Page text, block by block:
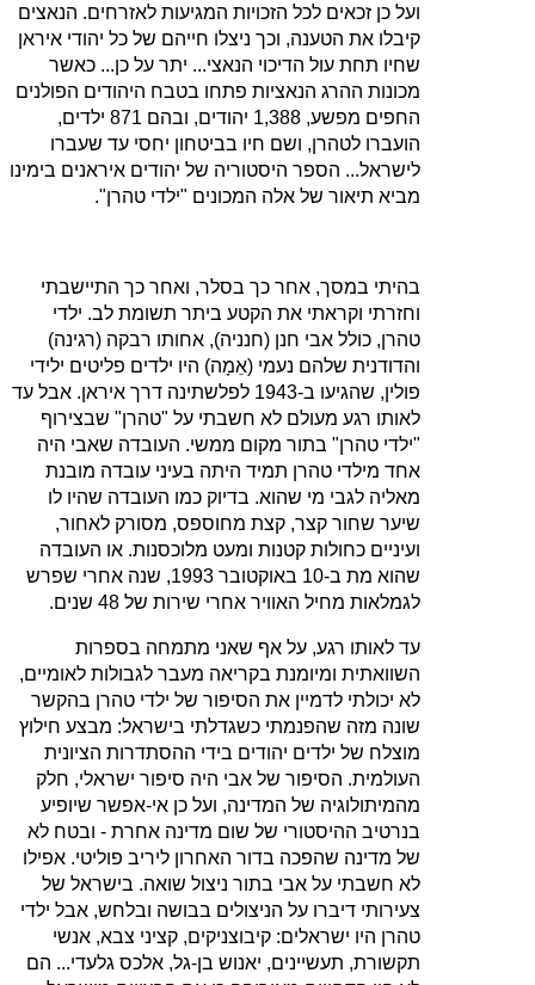
ועל כן זכאים לכל הזכויות המגיעות לאזרחים. הנאצים
קיבלו את הטענה, וכך ניצלו חייהם של כל יהודי איראן
שחיו תחת עול הדיכוי הנאצי... יתר על כן... כאשר
מכונות ההרג הנאציות פתחו בטבח היהודים הפולנים
החפים מפשע, 1,388 יהודים, ובהם 871 ילדים,
הועברו לטהרן, ושם חיו בביטחון יחסי עד שעברו
לישראל... הספר היסטוריה של יהודים איראנים בימינו
מביא תיאור של אלה המכונים "ילדי טהרן".
בהיתי במסך, אחר כך בסלר, ואחר כך התיישבתי
וחזרתי וקראתי את הקטע ביתר תשומת לב. ילדי
טהרן, כולל אבי חנן (חנניה), אחותו רבקה (רגינה)
והדודנית שלהם נעמי (אֵמָה) היו ילדים פליטים ילידי
פולין, שהגיעו ב‑1943 לפלשתינה דרך איראן. אבל עד
לאותו רגע מעולם לא חשבתי על "טהרן" שבצירוף
"ילדי טהרן" בתור מקום ממשי. העובדה שאבי היה
אחד מילדי טהרן תמיד היתה בעיני עובדה מובנת
מאליה לגבי מי שהוא. בדיוק כמו העובדה שהיו לו
שיער שחור קצר, קצת מחוספס, מסורק לאחור,
ועיניים כחולות קטנות ומעט מלוכסנות. או העובדה
שהוא מת ב‑10 באוקטובר 1993, שנה אחרי שפרש
לגמלאות מחיל האוויר אחרי שירות של 48 שנים.
עד לאותו רגע, על אף שאני מתמחה בספרות
השוואתית ומיומנת בקריאה מעבר לגבולות לאומיים,
לא יכולתי לדמיין את הסיפור של ילדי טהרן בהקשר
שונה מזה שהפנמתי כשגדלתי בישראל: מבצע חילוץ
מוצלח של ילדים יהודים בידי ההסתדרות הציונית
העולמית. הסיפור של אבי היה סיפור ישראלי, חלק
מהמיתולוגיה של המדינה, ועל כן אי‑אפשר שיופיע
בנרטיב ההיסטורי של שום מדינה אחרת ‑ ובטח לא
של מדינה שהפכה בדור האחרון ליריב פוליטי. אפילו
לא חשבתי על אבי בתור ניצול שואה. בישראל של
צעירותי דיברו על הניצולים בבושה ובלחש, אבל ילדי
טהרן היו ישראלים: קיבוצניקים, קציני צבא, אנשי
תקשורת, תעשיינים, יאנוש בן‑גל, אלכס גלעדי... הם